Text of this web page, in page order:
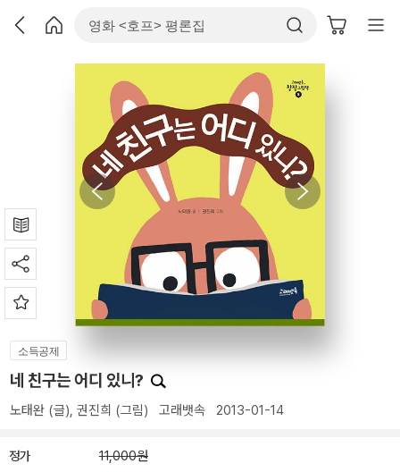
소득공제
네 친구는 어디 있니?
노태완 (글), 권진희 (그림) 고래뱃속 2013-01-14
정가 11,000원